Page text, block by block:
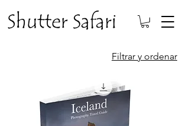
Filtrar y ordenar